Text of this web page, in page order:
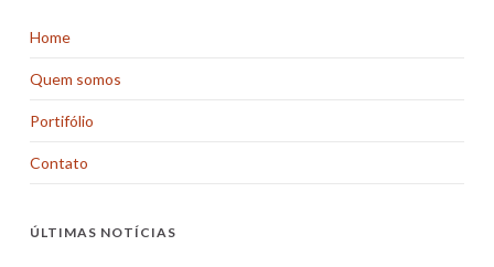
Home
Quem somos
Portifólio
Contato
ÚLTIMAS NOTÍCIAS